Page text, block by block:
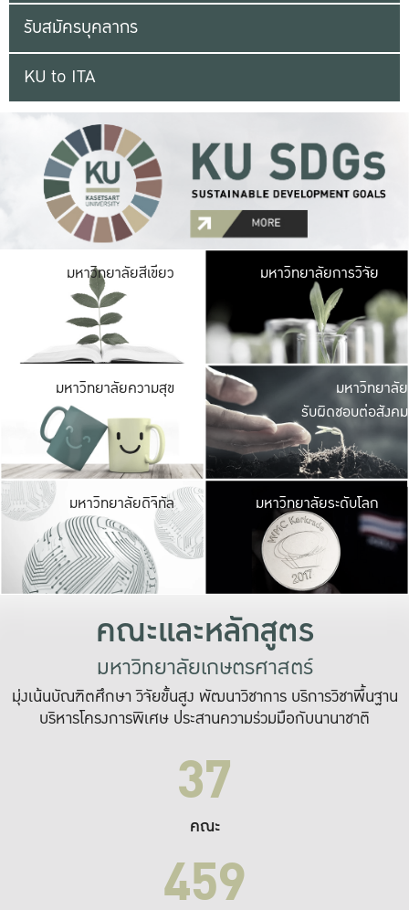
รับสมัครบุคลากร
KU to ITA
มหาวิทยาลัยสีเขียว มหาวิ
มีพื้นที่เขียวสดใส
เป็นป่าในเมือง เกษต
มหาวิทยาลัยการวิจัย
มหาวิทยาลัยความสุข มหาวิ
ค
เปิดประ
และพบเรื่องราวใ
มหาวิทยาลัย
รับผิดชอบต่อสังคม
มหาวิทยาลัยดิจิทัล มหาวิ
เปลี่ยนแปลง แล
เพื่อทำง
ระบบสารสนเทศ
มหาวิทยาลัยระดับโลก
คณะและหลักสูตร
มหาวิทยาลัยเกษตรศาสตร์
มุ่งเน้นบัณฑิตศึกษา วิจัยขั้นสูง พัฒนาวิชาการ บริการวิชาพื้นฐาน
บริหารโครงการพิเศษ ประสานความร่วมมือกับนานาชาติ
37
คณะ
459